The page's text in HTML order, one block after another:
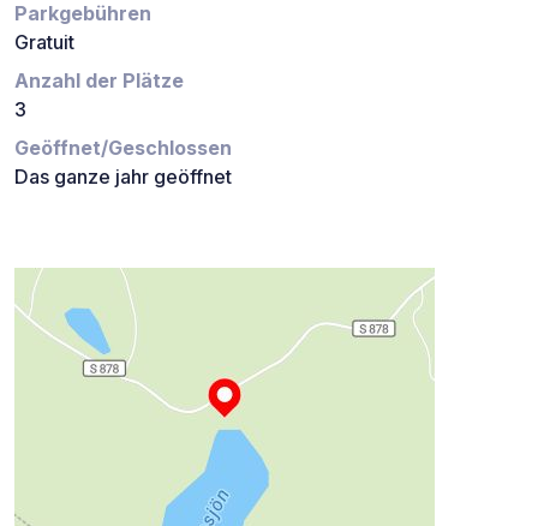
Parkgebühren
Gratuit
Anzahl der Plätze
3
Geöffnet/Geschlossen
Das ganze jahr geöffnet